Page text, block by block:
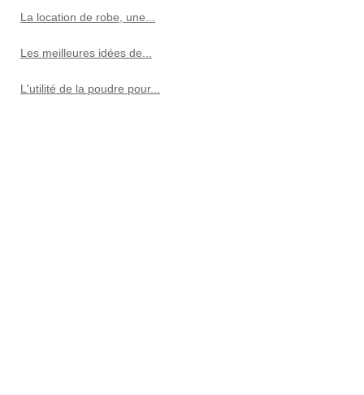
La location de robe, une...
Les meilleures idées de...
L'utilité de la poudre pour...